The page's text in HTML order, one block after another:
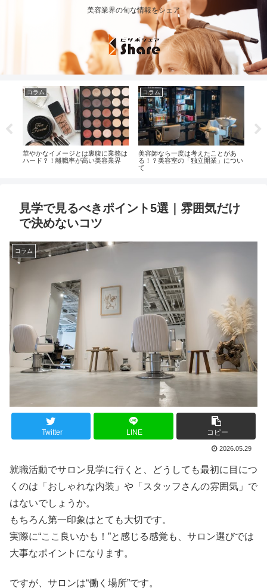
美容業界の旬な情報をシェア
コラム
華やかなイメージとは裏腹に業務は
ハード？！離職率が高い美容業界
コラム
美容師なら一度は考えたことがあ
る！？美容室の「独立開業」につい
て
見学で見るべきポイント5選｜雰囲気だけ
で決めないコツ
コラム
Twitter LINE コピー
2026.05.29
就職活動でサロン見学に行くと、どうしても最初に目につ
くのは「おしゃれな内装」や「スタッフさんの雰囲気」で
はないでしょうか。
もちろん第一印象はとても大切です。
実際に“ここ良いかも！”と感じる感覚も、サロン選びでは
大事なポイントになります。
ですが、サロンは“働く場所”です。